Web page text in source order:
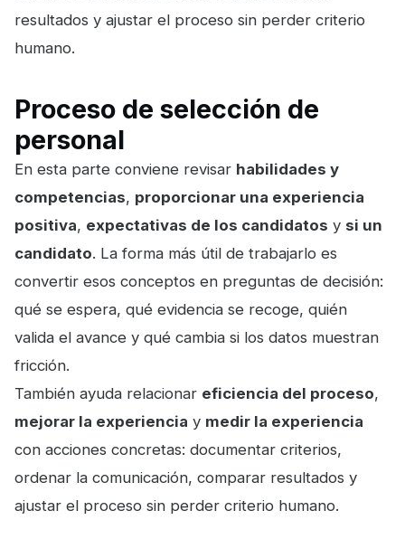
resultados y ajustar el proceso sin perder criterio
humano.
Proceso de selección de
personal
En esta parte conviene revisar habilidades y
competencias, proporcionar una experiencia
positiva, expectativas de los candidatos y si un
candidato. La forma más útil de trabajarlo es
convertir esos conceptos en preguntas de decisión:
qué se espera, qué evidencia se recoge, quién
valida el avance y qué cambia si los datos muestran
fricción.
También ayuda relacionar eficiencia del proceso,
mejorar la experiencia y medir la experiencia
con acciones concretas: documentar criterios,
ordenar la comunicación, comparar resultados y
ajustar el proceso sin perder criterio humano.